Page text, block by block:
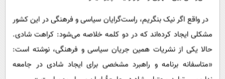
در واقع اگر نیک بنگریم، راست‌گرایان سیاسی و فرهنگی در این کشور
مشکلی ایجاد کرده‌اند که در دو کلمه خلاصه می‌شود: کراهت شادی.
حالا یکی از نشریات همین جریان سیاسی و فرهنگی، نوشته است:
«متاسفانه برنامه و راهبرد مشخصی برای ایجاد شادی در جامعه